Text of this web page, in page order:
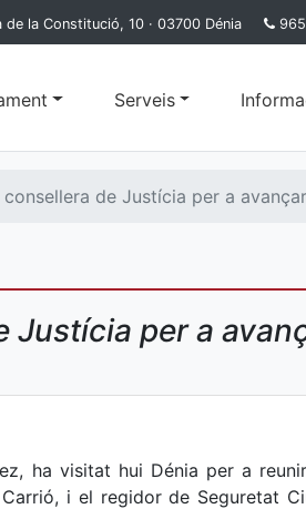
de la Constitució, 10 · 03700 Dénia
Serveis
consellera de Justícia per a
Justícia per a
ha visitat hui Dénia per a
i el regidor de Seguretat